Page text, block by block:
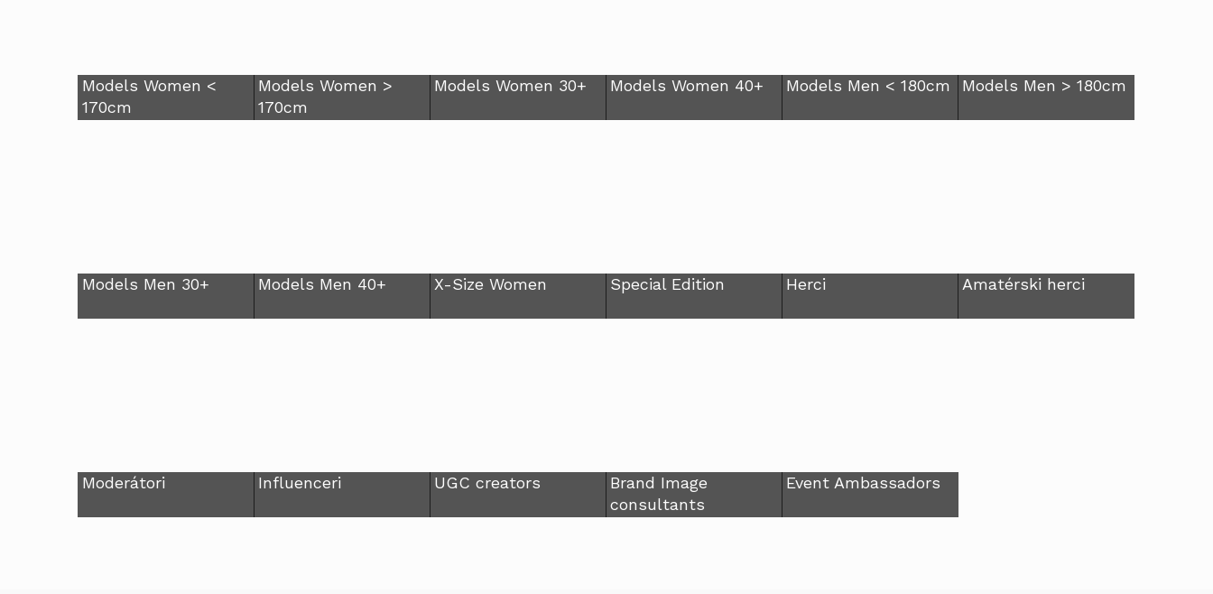
Models Women <
170cm
Models Women >
170cm
Models Women 30+ Models Women 40+ Models Men < 180cm Models Men > 180cm
Models Men 30+ Models Men 40+ X-Size Women Special Edition Herci Amatérski herci
Moderátori Influenceri UGC creators
Brand Image
consultants
Event Ambassadors